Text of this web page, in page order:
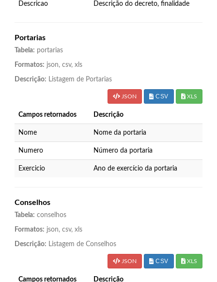
Descricao Descrição do decreto, finalidade
Portarias
Tabela: portarias
Formatos: json, csv, xls
Descrição: Listagem de Portarias
JSON CSV XLS
Campos retornados Descrição
Nome Nome da portaria
Numero Número da portaria
Exercicio Ano de exercício da portaria
Conselhos
Tabela: conselhos
Formatos: json, csv, xls
Descrição: Listagem de Conselhos
JSON CSV XLS
Campos retornados Descrição